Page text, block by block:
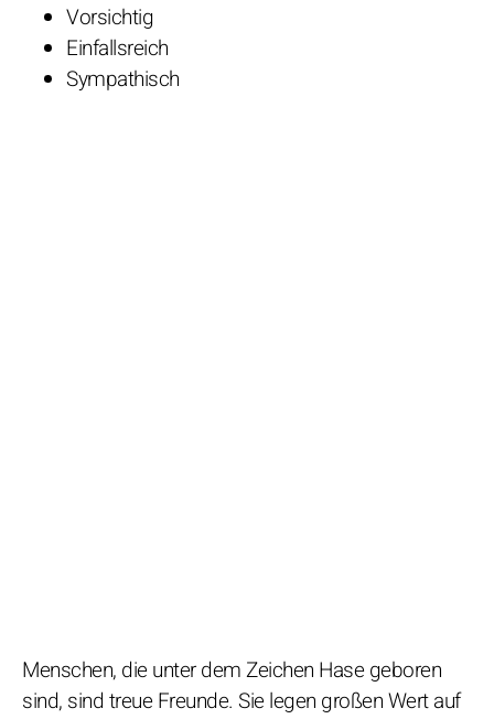
Vorsichtig
Einfallsreich
Sympathisch
Menschen, die unter dem Zeichen Hase geboren
sind, sind treue Freunde. Sie legen großen Wert auf